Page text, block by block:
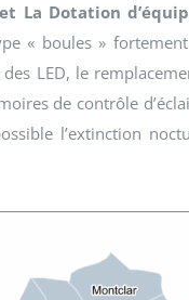
La Dotation
« boules » fortement
LED, le
de contrôle
l’extinction